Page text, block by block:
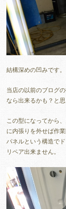
結構深めの凹みです。
当店の以前のブログ
なら出来るかも？と
この型になってから
に内張りを外せば作
パネルという構造で
リペア出来ません。